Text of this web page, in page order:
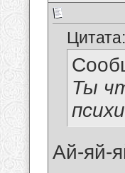
Цитата:
Ты
Ай-яй-